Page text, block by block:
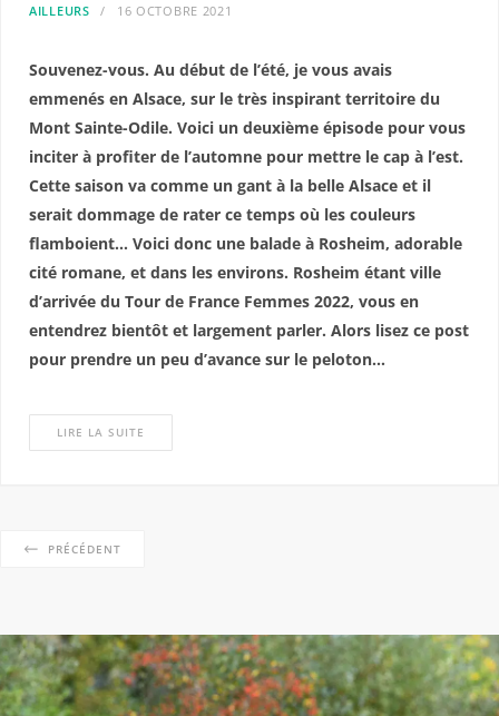
AILLEURS 16 OCTOBRE 2021
Souvenez-vous. Au début de l’été, je vous avais
emmenés en Alsace, sur le très inspirant territoire du
Mont Sainte-Odile. Voici un deuxième épisode pour vous
inciter à profiter de l’automne pour mettre le cap à l’est.
Cette saison va comme un gant à la belle Alsace et il
serait dommage de rater ce temps où les couleurs
flamboient… Voici donc une balade à Rosheim, adorable
cité romane, et dans les environs. Rosheim étant ville
d’arrivée du Tour de France Femmes 2022, vous en
entendrez bientôt et largement parler. Alors lisez ce post
pour prendre un peu d’avance sur le peloton…
LIRE LA SUITE
PRÉCÉDENT